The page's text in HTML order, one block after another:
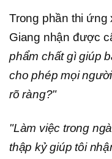
Trong phần thi
Giang nhận được
phẩm chất gì giúp
cho phép mọi
rõ ràng?"
"Làm việc trong
thập kỷ giúp tôi